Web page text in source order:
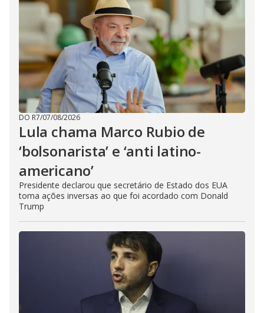
DO R7/07/08/2026
Lula chama Marco Rubio de
‘bolsonarista’ e ‘anti latino-
americano’
Presidente declarou que secretário de Estado dos EUA
toma ações inversas ao que foi acordado com Donald
Trump